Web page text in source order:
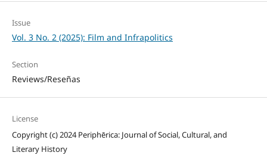
Issue
Vol. 3 No. 2 (2025): Film and Infrapolitics
Section
Reviews/Reseñas
License
Copyright (c) 2024 Periphērica: Journal of Social, Cultural, and
Literary History